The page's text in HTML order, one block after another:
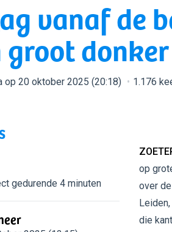
vanaf de
groot
op 20 oktober 2025 (20:18) 1.176
gedurende 4 minuten
op
over
die